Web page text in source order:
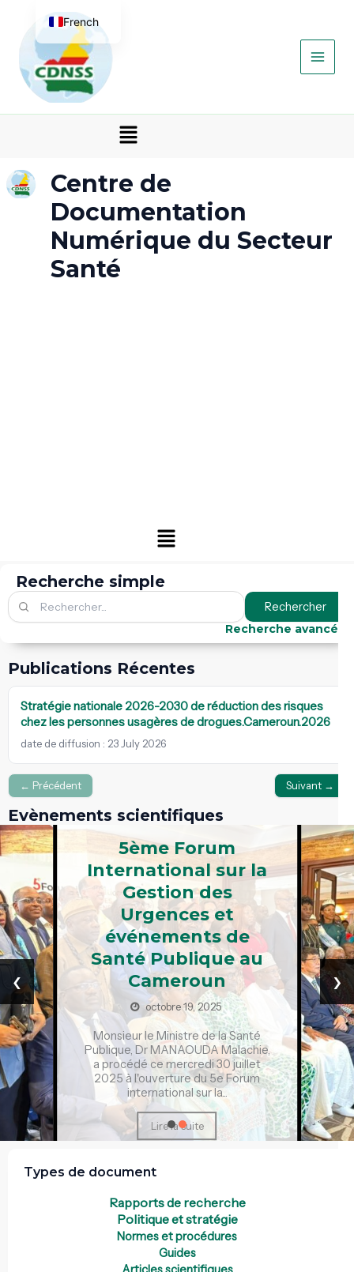
contenu
Menu
Centre de
Documentation
Numérique du Secteur
Santé
Menu
Recherche simple
Rechercher
Recherche avancée
Publications Récentes
Stratégie nationale 2026-2030 de réduction des risques
chez les personnes usagères de drogues.Cameroun.2026
date de diffusion : 23 July 2026
← Précédent Suivant →
Evènements scientifiques
5ème Forum
International sur la
Gestion des
Urgences et
événements de
Santé Publique au
Cameroun
octobre 19, 2025
Monsieur le Ministre de la Santé
Publique, Dr MANAOUDA Malachie,
a procédé ce mercredi 30 juillet
2025 à l'ouverture du 5e Forum
international sur la...
Lire la suite
‹ ›
Types de document
Rapports de recherche
Politique et stratégie
Normes et procédures
Guides
French
English